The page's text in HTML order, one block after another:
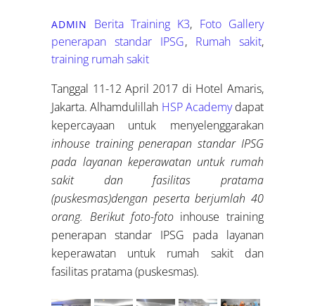
ADMIN Berita Training K3, Foto Gallery
penerapan standar IPSG, Rumah sakit,
training rumah sakit
Tanggal 11-12 April 2017 di Hotel Amaris,
Jakarta. Alhamdulillah HSP Academydapat
kepercayaan untuk menyelenggarakan
inhouse training penerapan standar IPSG
pada layanan keperawatan untuk rumah
sakit dan fasilitas pratama
(puskesmas)dengan peserta berjumlah 40
orang. Berikut foto-foto inhouse training
penerapan standar IPSG pada layanan
keperawatan untuk rumah sakit dan
fasilitas pratama (puskesmas).